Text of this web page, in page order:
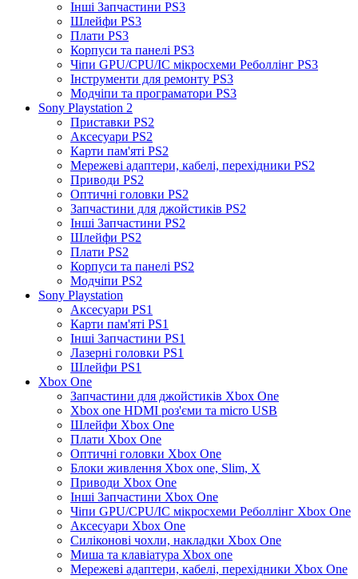
Інші Запчастини PS3
Шлейфи PS3
Плати PS3
Корпуси та панелі PS3
Чіпи GPU/CPU/IC мікросхеми Реболлінг PS3
Інструменти для ремонту PS3
Модчіпи та програматори PS3
Sony Playstation 2
Приставки PS2
Аксесуари PS2
Карти пам'яті PS2
Мережеві адаптери, кабелі, перехідники PS2
Приводи PS2
Оптичні головки PS2
Запчастини для джойстиків PS2
Інші Запчастини PS2
Шлейфи PS2
Плати PS2
Корпуси та панелі PS2
Модчіпи PS2
Sony Playstation
Аксесуари PS1
Карти пам'яті PS1
Інші Запчастини PS1
Лазерні головки PS1
Шлейфи PS1
Xbox One
Запчастини для джойстиків Xbox One
Xbox one HDMI роз'єми та micro USB
Шлейфи Xbox One
Плати Xbox One
Оптичні головки Xbox One
Блоки живлення Xbox one, Slim, X
Приводи Xbox One
Інші Запчастини Xbox One
Чіпи GPU/CPU/IC мікросхеми Реболлінг Xbox One
Аксесуари Xbox One
Силіконові чохли, накладки Xbox One
Миша та клавіатура Xbox one
Мережеві адаптери, кабелі, перехідники Xbox One